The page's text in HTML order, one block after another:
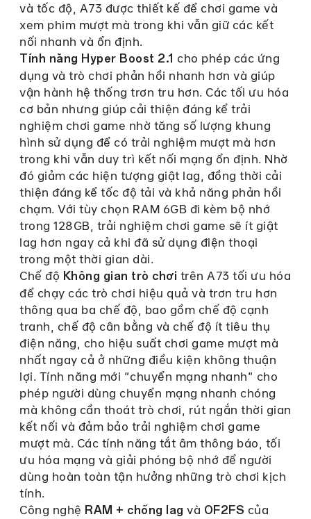
và tốc độ, A73 được thiết kế để chơi game và
xem phim mượt mà trong khi vẫn giữ các kết
nối nhanh và ổn định.
Tính năng Hyper Boost 2.1 cho phép các ứng
dụng và trò chơi phản hồi nhanh hơn và giúp
vận hành hệ thống trơn tru hơn. Các tối ưu hóa
cơ bản nhưng giúp cải thiện đáng kể trải
nghiệm chơi game nhờ tăng số lượng khung
hình sử dụng để có trải nghiệm mượt mà hơn
trong khi vẫn duy trì kết nối mạng ổn định. Nhờ
đó giảm các hiện tượng giật lag, đồng thời cải
thiện đáng kể tốc độ tải và khả năng phản hồi
chạm. Với tùy chọn RAM 6GB đi kèm bộ nhớ
trong 128GB, trải nghiệm chơi game sẽ ít giật
lag hơn ngay cả khi đã sử dụng điện thoại
trong một thời gian dài.
Chế độ Không gian trò chơi trên A73 tối ưu hóa
để chạy các trò chơi hiệu quả và trơn tru hơn
thông qua ba chế độ, bao gồm chế độ cạnh
tranh, chế độ cân bằng và chế độ ít tiêu thụ
điện năng, cho hiệu suất chơi game mượt mà
nhất ngay cả ở những điều kiện không thuận
lợi. Tính năng mới “chuyển mạng nhanh” cho
phép người dùng chuyển mạng nhanh chóng
mà không cần thoát trò chơi, rút ​​ngắn thời gian
kết nối và đảm bảo trải nghiệm chơi game
mượt mà. Các tính năng tắt âm thông báo, tối
ưu hóa mạng và giải phóng bộ nhớ để người
dùng hoàn toàn tận hưởng những trò chơi kịch
tính.
Công nghệ RAM + chống lag và OF2FS của